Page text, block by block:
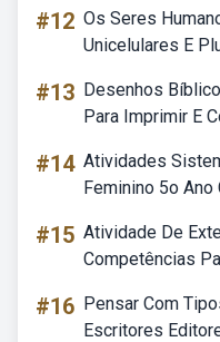
#12 Os Seres
Unicelulares E
#13 Desenhos
Para Imprimir E
#14 Atividades
Feminino 5o Ano
#15 Atividade De
Competências
#16 Pensar Com
Escritores